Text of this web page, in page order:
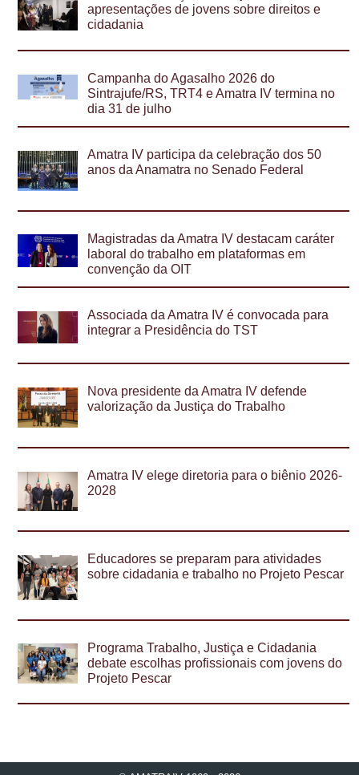
apresentações de jovens sobre direitos e
cidadania
Campanha do Agasalho 2026 do
Sintrajufe/RS, TRT4 e Amatra IV termina no
dia 31 de julho
Amatra IV participa da celebração dos 50
anos da Anamatra no Senado Federal
Magistradas da Amatra IV destacam caráter
laboral do trabalho em plataformas em
convenção da OIT
Associada da Amatra IV é convocada para
integrar a Presidência do TST
Nova presidente da Amatra IV defende
valorização da Justiça do Trabalho
Amatra IV elege diretoria para o biênio 2026-
2028
Educadores se preparam para atividades
sobre cidadania e trabalho no Projeto Pescar
Programa Trabalho, Justiça e Cidadania
debate escolhas profissionais com jovens do
Projeto Pescar